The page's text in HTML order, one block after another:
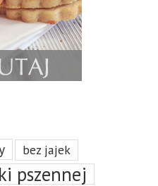
bez jajek
pszennej